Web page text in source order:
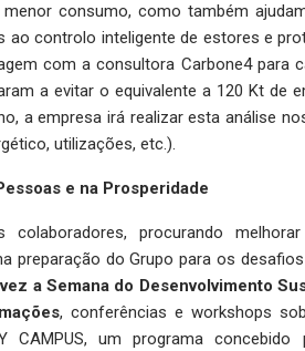
consumo, como também
controlo inteligente de estores e
com a consultora Carbone4 para
a evitar o equivalente a 120 Kt de
a empresa irá realizar esta análise
utilizações, etc.).
e na Prosperidade
procurando
preparação do Grupo para os
a Semana do Desenvolvimento
, conferências e workshops
um programa concebido